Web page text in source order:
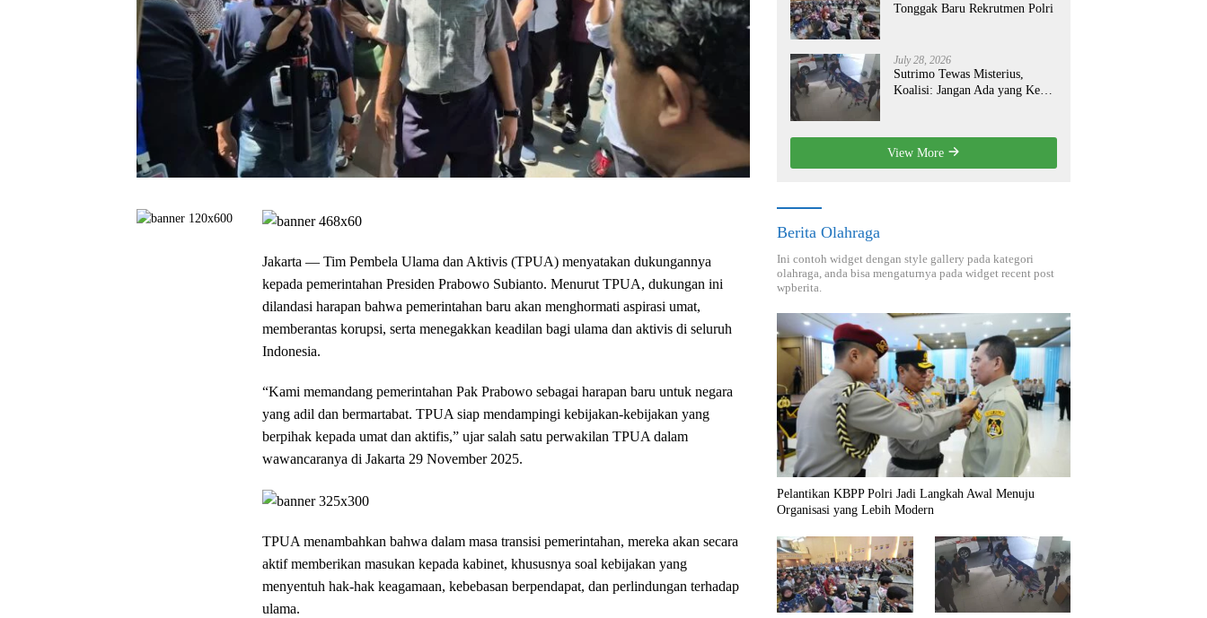
Jakarta — Tim Pembela Ulama dan Aktivis (TPUA) menyatakan dukungannya
kepada pemerintahan Presiden Prabowo Subianto. Menurut TPUA, dukungan ini
dilandasi harapan bahwa pemerintahan baru akan menghormati aspirasi umat,
memberantas korupsi, serta menegakkan keadilan bagi ulama dan aktivis di seluruh
Indonesia.
“Kami memandang pemerintahan Pak Prabowo sebagai harapan baru untuk negara
yang adil dan bermartabat. TPUA siap mendampingi kebijakan-kebijakan yang
berpihak kepada umat dan aktifis,” ujar salah satu perwakilan TPUA dalam
wawancaranya di Jakarta 29 November 2025.
TPUA menambahkan bahwa dalam masa transisi pemerintahan, mereka akan secara
aktif memberikan masukan kepada kabinet, khususnya soal kebijakan yang
menyentuh hak-hak keagamaan, kebebasan berpendapat, dan perlindungan terhadap
ulama.
Tonggak Baru Rekrutmen Polri
July 28, 2026
Sutrimo Tewas Misterius,
Koalisi: Jangan Ada yang Kebal
View More
Berita Olahraga
Ini contoh widget dengan style gallery pada kategori
olahraga, anda bisa mengaturnya pada widget recent post
wpberita.
Pelantikan KBPP Polri Jadi Langkah Awal Menuju
Organisasi yang Lebih Modern